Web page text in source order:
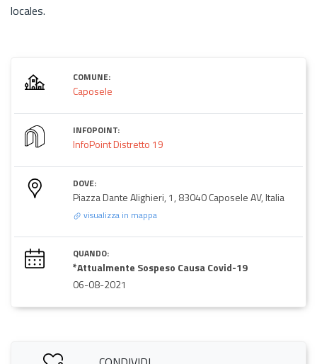
locales.
COMUNE:
Caposele
INFOPOINT:
InfoPoint Distretto 19
DOVE:
Piazza Dante Alighieri, 1, 83040 Caposele AV, Italia
visualizza in mappa
QUANDO:
*Attualmente Sospeso Causa Covid-19
06-08-2021